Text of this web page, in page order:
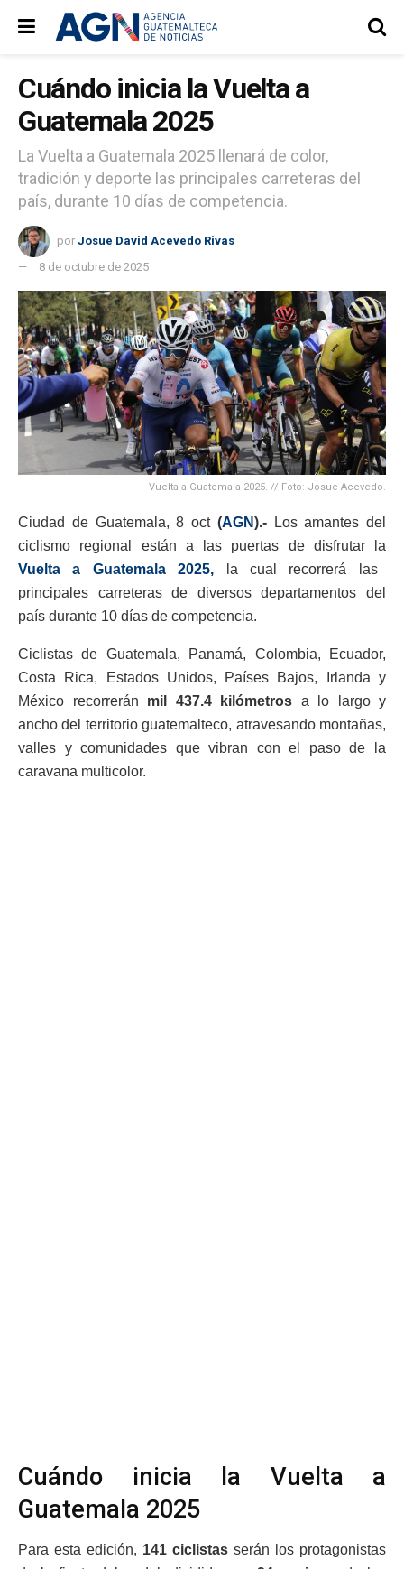
Cuándo inicia la Vuelta a
Guatemala 2025
La Vuelta a Guatemala 2025 llenará de color,
tradición y deporte las principales carreteras del
país, durante 10 días de competencia.
por Josue David Acevedo Rivas
8 de octubre de 2025
Vuelta a Guatemala 2025. // Foto: Josue Acevedo.
Ciudad de Guatemala, 8 oct(AGN).-Los amantes del
ciclismo regional están a las puertas de disfrutar la
Vuelta a Guatemala 2025, la cual recorrerá las
principales carreteras de diversos departamentos del
país durante 10 días de competencia.
Ciclistas de Guatemala, Panamá, Colombia, Ecuador,
Costa Rica, Estados Unidos, Países Bajos, Irlanda y
México recorrerán mil 437.4 kilómetros a lo largo y
ancho del territorio guatemalteco, atravesando montañas,
valles y comunidades que vibran con el paso de la
caravana multicolor.
Cuándo inicia la Vuelta a
Guatemala 2025
Para esta edición, 141 ciclistas serán los protagonistas